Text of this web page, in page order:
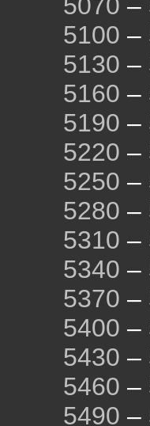
5070 –
5100 –
5130 –
5160 –
5190 –
5220 –
5250 –
5280 –
5310 –
5340 –
5370 –
5400 –
5430 –
5460 –
5490 –